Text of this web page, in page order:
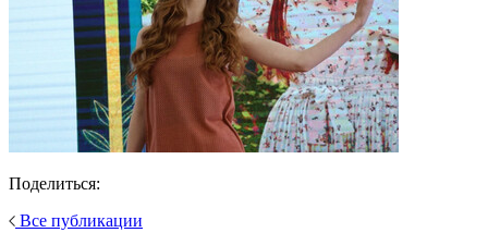
Поделиться:
Все публикации